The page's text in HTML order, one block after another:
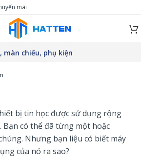
mãi
màn chiếu, phụ kiện
bị tin học được sử dụng rộng
Bạn có thể đã từng một hoặc
Nhưng bạn liệu có biết máy
của nó ra sao?